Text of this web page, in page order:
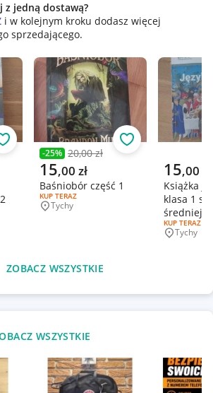
z jedną dostawą?
i w kolejnym kroku dodasz więcej
sprzedającego.
Obserwuj
Poprzednia cena
-25% 20,00 zł
Aktualna cena
15,00 zł
Baśniobór część 1
RODZAJ OFERTY:
KUP TERAZ
Miejscowość
Tychy
Obserwuj
Aktualna
15,00
Książka
klasa 1
średniej
RODZAJ
KUP TERAZ
Tychy
ZOBACZ WSZYSTKIE
WSZYSTKIE